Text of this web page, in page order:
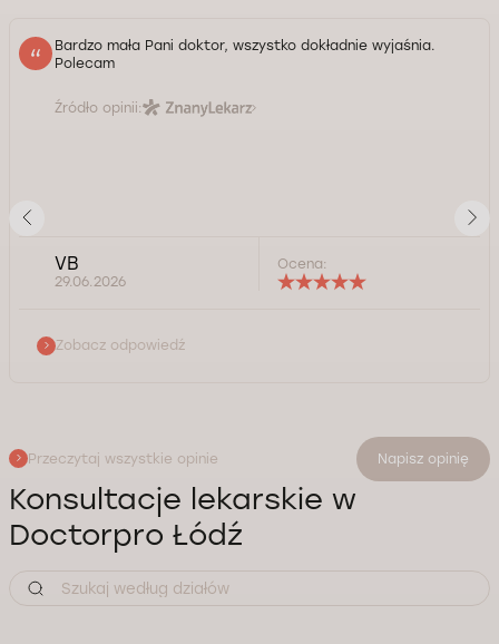
Bardzo mała Pani doktor, wszystko dokładnie wyjaśnia.
Polecam
Źródło opinii:
VB
29.06.2026
Ocena:
Zobacz odpowiedź
Przeczytaj wszystkie opinie Napisz opinię
Konsultacje lekarskie w
Doctorpro Łódź